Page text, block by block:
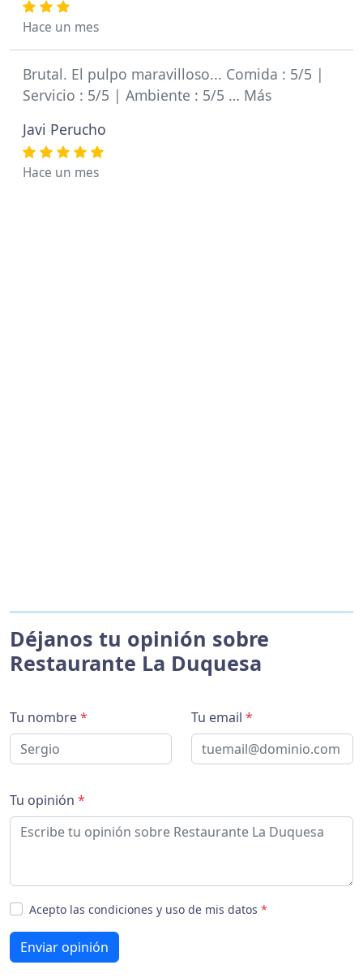
Hace un mes
Brutal. El pulpo maravilloso... Comida : 5/5 |
Servicio : 5/5 | Ambiente : 5/5 … Más
Javi Perucho
Hace un mes
Déjanos tu opinión sobre
Restaurante La Duquesa
Tu nombre* Tu email *
Tu opinión *
Acepto las condiciones y uso de mis datos *
Enviar opinión